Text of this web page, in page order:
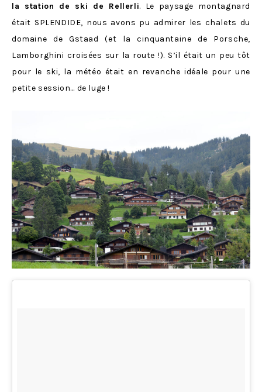
la station de ski de Rellerli. Le paysage montagnard
était SPLENDIDE, nous avons pu admirer les chalets du
domaine de Gstaad (et la cinquantaine de Porsche,
Lamborghini croisées sur la route !). S’il était un peu tôt
pour le ski, la météo était en revanche idéale pour une
petite session… de luge !